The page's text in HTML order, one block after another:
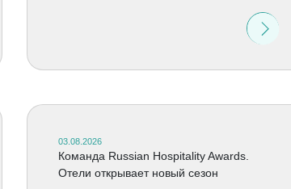
03.08.2026
Команда Russian Hospitality Awards.
Отели открывает новый сезон